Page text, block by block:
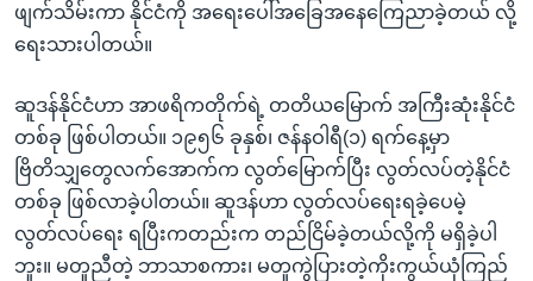
ဖျက်သိမ်းကာ နိုင်ငံကို အရေးပေါ်အခြေအနေကြေညာခဲ့တယ် လို့
ရေးသားပါတယ်။
ဆူဒန်နိုင်ငံဟာ အာဖရိကတိုက်ရဲ့ တတိယမြောက် အကြီးဆုံးနိုင်ငံ
တစ်ခု ဖြစ်ပါတယ်။ ၁၉၅၆ ခုနှစ်၊ ဇန်နဝါရီ(၁) ရက်နေ့မှာ
ဗြိတိသျှတွေလက်အောက်က လွတ်မြောက်ပြီး လွတ်လပ်တဲ့နိုင်ငံ
တစ်ခု ဖြစ်လာခဲ့ပါတယ်။ ဆူဒန်ဟာ လွတ်လပ်ရေးရခဲ့ပေမဲ့
လွတ်လပ်ရေး ရပြီးကတည်းက တည်ငြိမ်ခဲ့တယ်လို့ကို မရှိခဲ့ပါ
ဘူး။ မတူညီတဲ့ ဘာသာစကား၊ မတူကွဲပြားတဲ့ကိုးကွယ်ယုံကြည်